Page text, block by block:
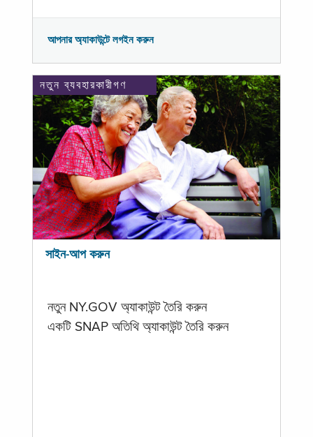
আপনার অ্যাকাউন্টে লগইন করুন
নতুন ব্যবহারকারীগণ
সাইন-আপ করুন
নতুন NY.GOV অ্যাকাউন্ট তৈরি করুন
একটি SNAP অতিথি অ্যাকাউন্ট তৈরি করুন